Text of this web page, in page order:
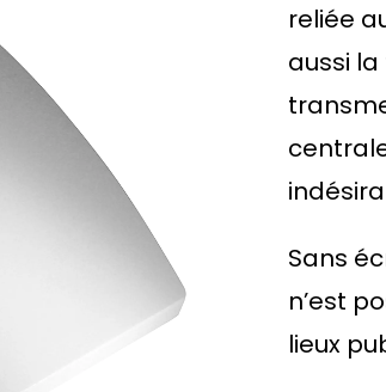
reliée
aussi
Sans
n’est
lieux